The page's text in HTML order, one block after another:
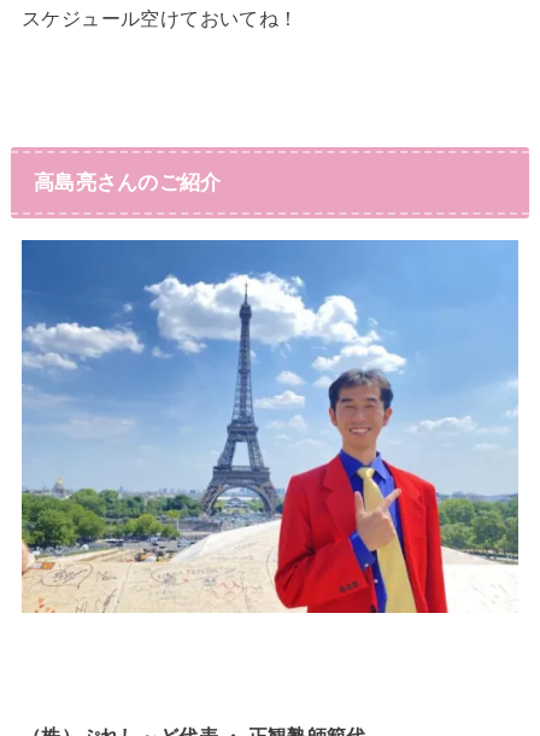
スケジュール空けておいてね！
高島亮さんのご紹介